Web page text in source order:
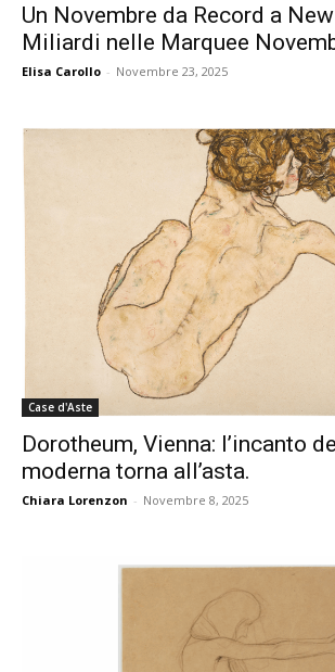
Un Novembre da Record a
Miliardi nelle Marquee
Elisa Carollo - Novembre 23, 2025
Case d'Aste
Dorotheum, Vienna: l’incanto
moderna torna all’asta.
Chiara Lorenzon - Novembre 8, 2025